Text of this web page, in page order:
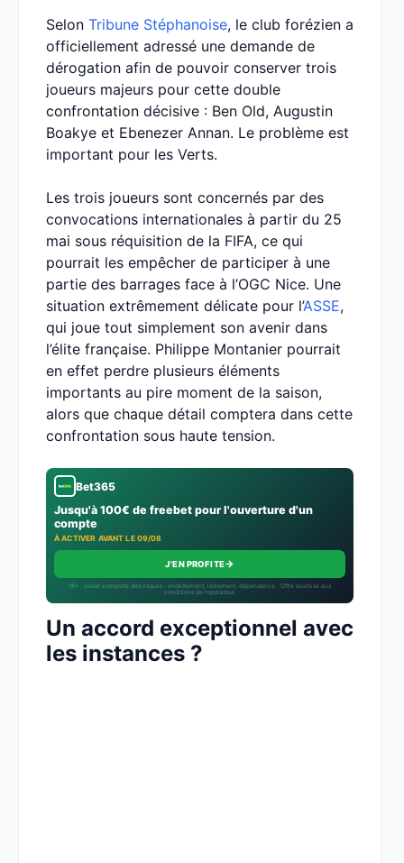
Selon Tribune Stéphanoise, le club forézien a
officiellement adressé une demande de
dérogation afin de pouvoir conserver trois
joueurs majeurs pour cette double
confrontation décisive : Ben Old, Augustin
Boakye et Ebenezer Annan. Le problème est
important pour les Verts.
Les trois joueurs sont concernés par des
convocations internationales à partir du 25
mai sous réquisition de la FIFA, ce qui
pourrait les empêcher de participer à une
partie des barrages face à l’OGC Nice. Une
situation extrêmement délicate pour l’ASSE,
qui joue tout simplement son avenir dans
l’élite française. Philippe Montanier pourrait
en effet perdre plusieurs éléments
importants au pire moment de la saison,
alors que chaque détail comptera dans cette
confrontation sous haute tension.
Bet365
Jusqu'à 100€ de freebet pour l'ouverture d'un
compte
À ACTIVER AVANT LE 09/08
J'EN PROFITE→
18+ · Jouer comporte des risques : endettement, isolement, dépendance · Offre soumise aux
conditions de l’opérateur.
Un accord exceptionnel avec
les instances ?